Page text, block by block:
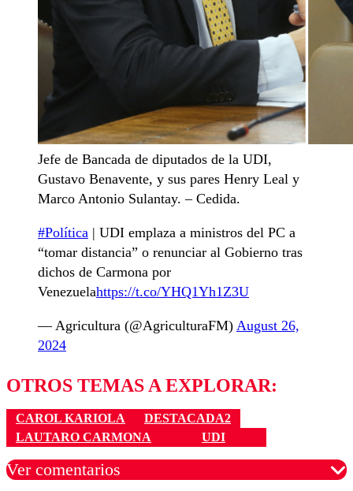
Jefe de Bancada de diputados de la UDI,
Gustavo Benavente, y sus pares Henry Leal y
Marco Antonio Sulantay. – Cedida.
#Política | UDI emplaza a ministros del PC a
“tomar distancia” o renunciar al Gobierno tras
dichos de Carmona por
Venezuelahttps://t.co/YHQ1Yh1Z3U
— Agricultura (@AgriculturaFM) August 26,
2024
OTROS TEMAS A EXPLORAR:
CAROL KARIOLA
DESTACADA2
LAUTARO CARMONA
UDI
Ver comentarios